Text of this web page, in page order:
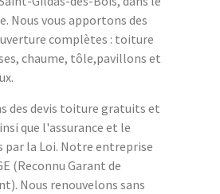
Nous vous apportons des
complètes : toiture
chaume, tôle,pavillons et
des devis toiture gratuits et
que l'assurance et le
par la Loi. Notre entreprise
(Reconnu Garant de
Nous renouvelons sans